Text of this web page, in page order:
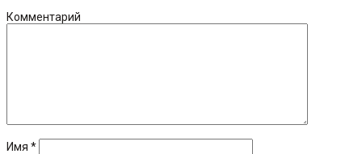
Комментарий
Имя *